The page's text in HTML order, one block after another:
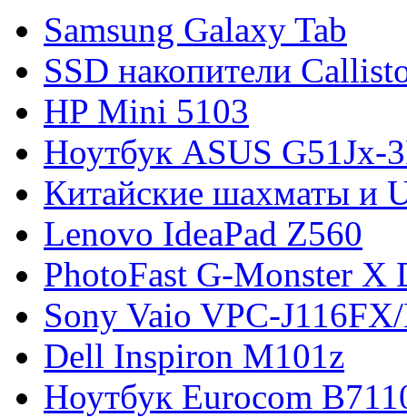
Samsung Galaxy Tab
SSD накопители
HP Mini 5103
Ноутбук ASUS G51Jx-
Китайские шахматы и
Lenovo IdeaPad Z560
PhotoFast G-Monster X
Sony Vaio VPC-
Dell Inspiron M101z
Ноутбук Eurocom